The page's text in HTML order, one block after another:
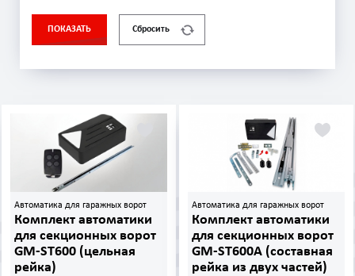
ПОКАЗАТЬ Сбросить
Автоматика для гаражных ворот
Комплект автоматики
для секционных ворот
GM-ST600 (цельная
рейка)
Автоматика для гаражных ворот
Комплект автоматики
для секционных ворот
GM-ST600A (составная
рейка из двух частей)